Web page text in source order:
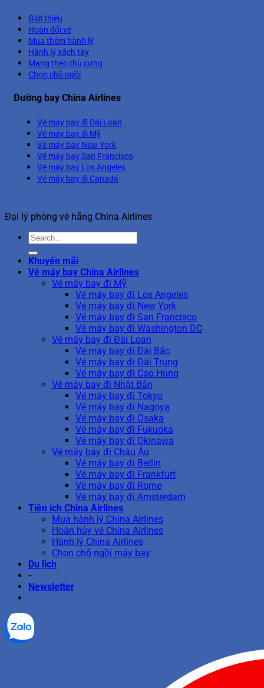
Giới thiệu
Hoàn đổi vé
Mua thêm hành lý
Hành lý xách tay
Mang theo thú cưng
Chọn chỗ ngồi
Đường bay China Airlines
Vé máy bay đi Đài Loan
Vé máy bay đi Mỹ
Vé máy bay New York
Vé máy bay San Francisco
Vé máy bay Los Angeles
Vé máy bay đi Canada
Đại lý phòng vé hãng China Airlines
Khuyến mãi
Vé máy bay China Airlines
Vé máy bay đi Mỹ
Vé máy bay đi Los Angeles
Vé máy bay đi New York
Vé máy bay đi San Francisco
Vé máy bay đi Washington DC
Vé máy bay đi Đài Loan
Vé máy bay đi Đài Bắc
Vé máy bay đi Đài Trung
Vé máy bay đi Cao Hùng
Vé máy bay đi Nhật Bản
Vé máy bay đi Tokyo
Vé máy bay đi Nagoya
Vé máy bay đi Osaka
Vé máy bay đi Fukuoka
Vé máy bay đi Okinawa
Vé máy bay đi Châu Âu
Vé máy bay đi Berlin
Vé máy bay đi Frankfurt
Vé máy bay đi Rome
Vé máy bay đi Amsterdam
Tiện ích China Airlines
Mua hành lý China Airlines
Hoàn hủy vé China Airlines
Hành lý China Airlines
Chọn chỗ ngồi máy bay
Du lịch
-
Newsletter